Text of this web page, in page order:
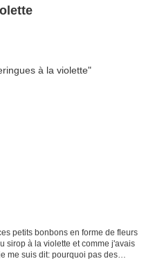
petits bonbons en forme de fleurs
sirop à la violette et comme j'avais
me suis dit: pourquoi pas des